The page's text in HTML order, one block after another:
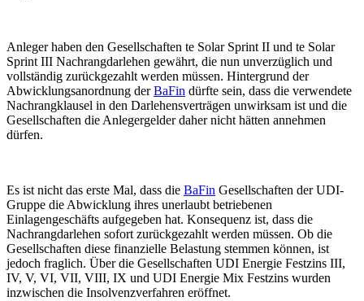
Anleger haben den Gesellschaften te Solar Sprint II und te Solar
Sprint III Nachrangdarlehen gewährt, die nun unverzüglich und
vollständig zurückgezahlt werden müssen. Hintergrund der
Abwicklungsanordnung derBaFin dürfte sein, dass die verwendete
Nachrangklausel in den Darlehensverträgen unwirksam ist und die
Gesellschaften die Anlegergelder daher nicht hätten annehmen
dürfen.
Es ist nicht das erste Mal, dass die BaFin Gesellschaften der UDI-
Gruppe die Abwicklung ihres unerlaubt betriebenen
Einlagengeschäfts aufgegeben hat. Konsequenz ist, dass die
Nachrangdarlehen sofort zurückgezahlt werden müssen. Ob die
Gesellschaften diese finanzielle Belastung stemmen können, ist
jedoch fraglich. Über die Gesellschaften UDI Energie Festzins III,
IV, V, VI, VII, VIII, IX und UDI Energie Mix Festzins wurden
inzwischen die Insolvenzverfahren eröffnet.